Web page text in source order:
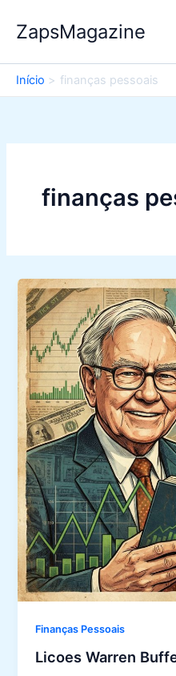
para
conteúdo
ZapsMagazine
Início finanças pessoais
finanças
Finanças Pessoais
Licoes Warren